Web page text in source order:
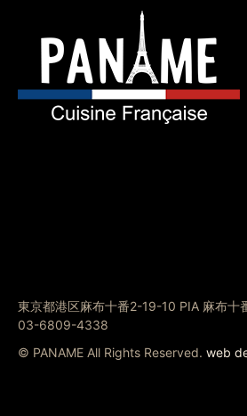
東京都港区麻布十番2-19-10 PIA 麻布十
03-6809-4338
© PANAME All Rights Reserved. web